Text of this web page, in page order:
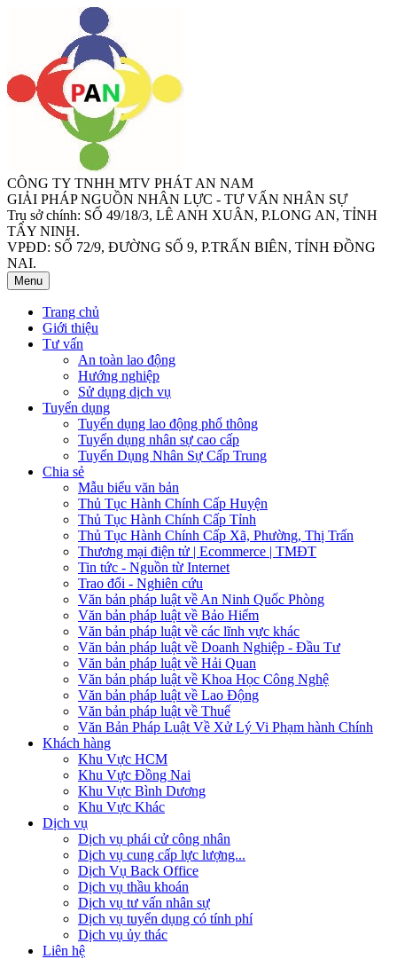
CÔNG TY TNHH MTV PHÁT AN NAM
GIẢI PHÁP NGUỒN NHÂN LỰC - TƯ VẤN NHÂN SỰ
Trụ sở chính: SỐ 49/18/3, LÊ ANH XUÂN, P.LONG AN, TỈNH
TÂY NINH.
VPĐD: SỐ 72/9, ĐƯỜNG SỐ 9, P.TRẤN BIÊN, TỈNH ĐỒNG
NAI.
Menu
Trang chủ
Giới thiệu
Tư vấn
An toàn lao động
Hướng nghiệp
Sử dụng dịch vụ
Tuyển dụng
Tuyển dụng lao động phổ thông
Tuyển dụng nhân sự cao cấp
Tuyển Dụng Nhân Sự Cấp Trung
Chia sẻ
Mẫu biểu văn bản
Thủ Tục Hành Chính Cấp Huyện
Thủ Tục Hành Chính Cấp Tỉnh
Thủ Tục Hành Chính Cấp Xã, Phường, Thị Trấn
Thương mại điện tử | Ecommerce | TMĐT
Tin tức - Nguồn từ Internet
Trao đổi - Nghiên cứu
Văn bản pháp luật về An Ninh Quốc Phòng
Văn bản pháp luật về Bảo Hiểm
Văn bản pháp luật về các lĩnh vực khác
Văn bản pháp luật về Doanh Nghiệp - Đầu Tư
Văn bản pháp luật về Hải Quan
Văn bản pháp luật về Khoa Học Công Nghệ
Văn bản pháp luật về Lao Động
Văn bản pháp luật về Thuế
Văn Bản Pháp Luật Về Xử Lý Vi Phạm hành Chính
Khách hàng
Khu Vực HCM
Khu Vực Đồng Nai
Khu Vực Bình Dương
Khu Vực Khác
Dịch vụ
Dịch vụ phái cử công nhân
Dịch vụ cung cấp lực lượng...
Dịch Vụ Back Office
Dịch vụ thầu khoán
Dịch vụ tư vấn nhân sự
Dịch vụ tuyển dụng có tính phí
Dịch vụ ủy thác
Liên hệ